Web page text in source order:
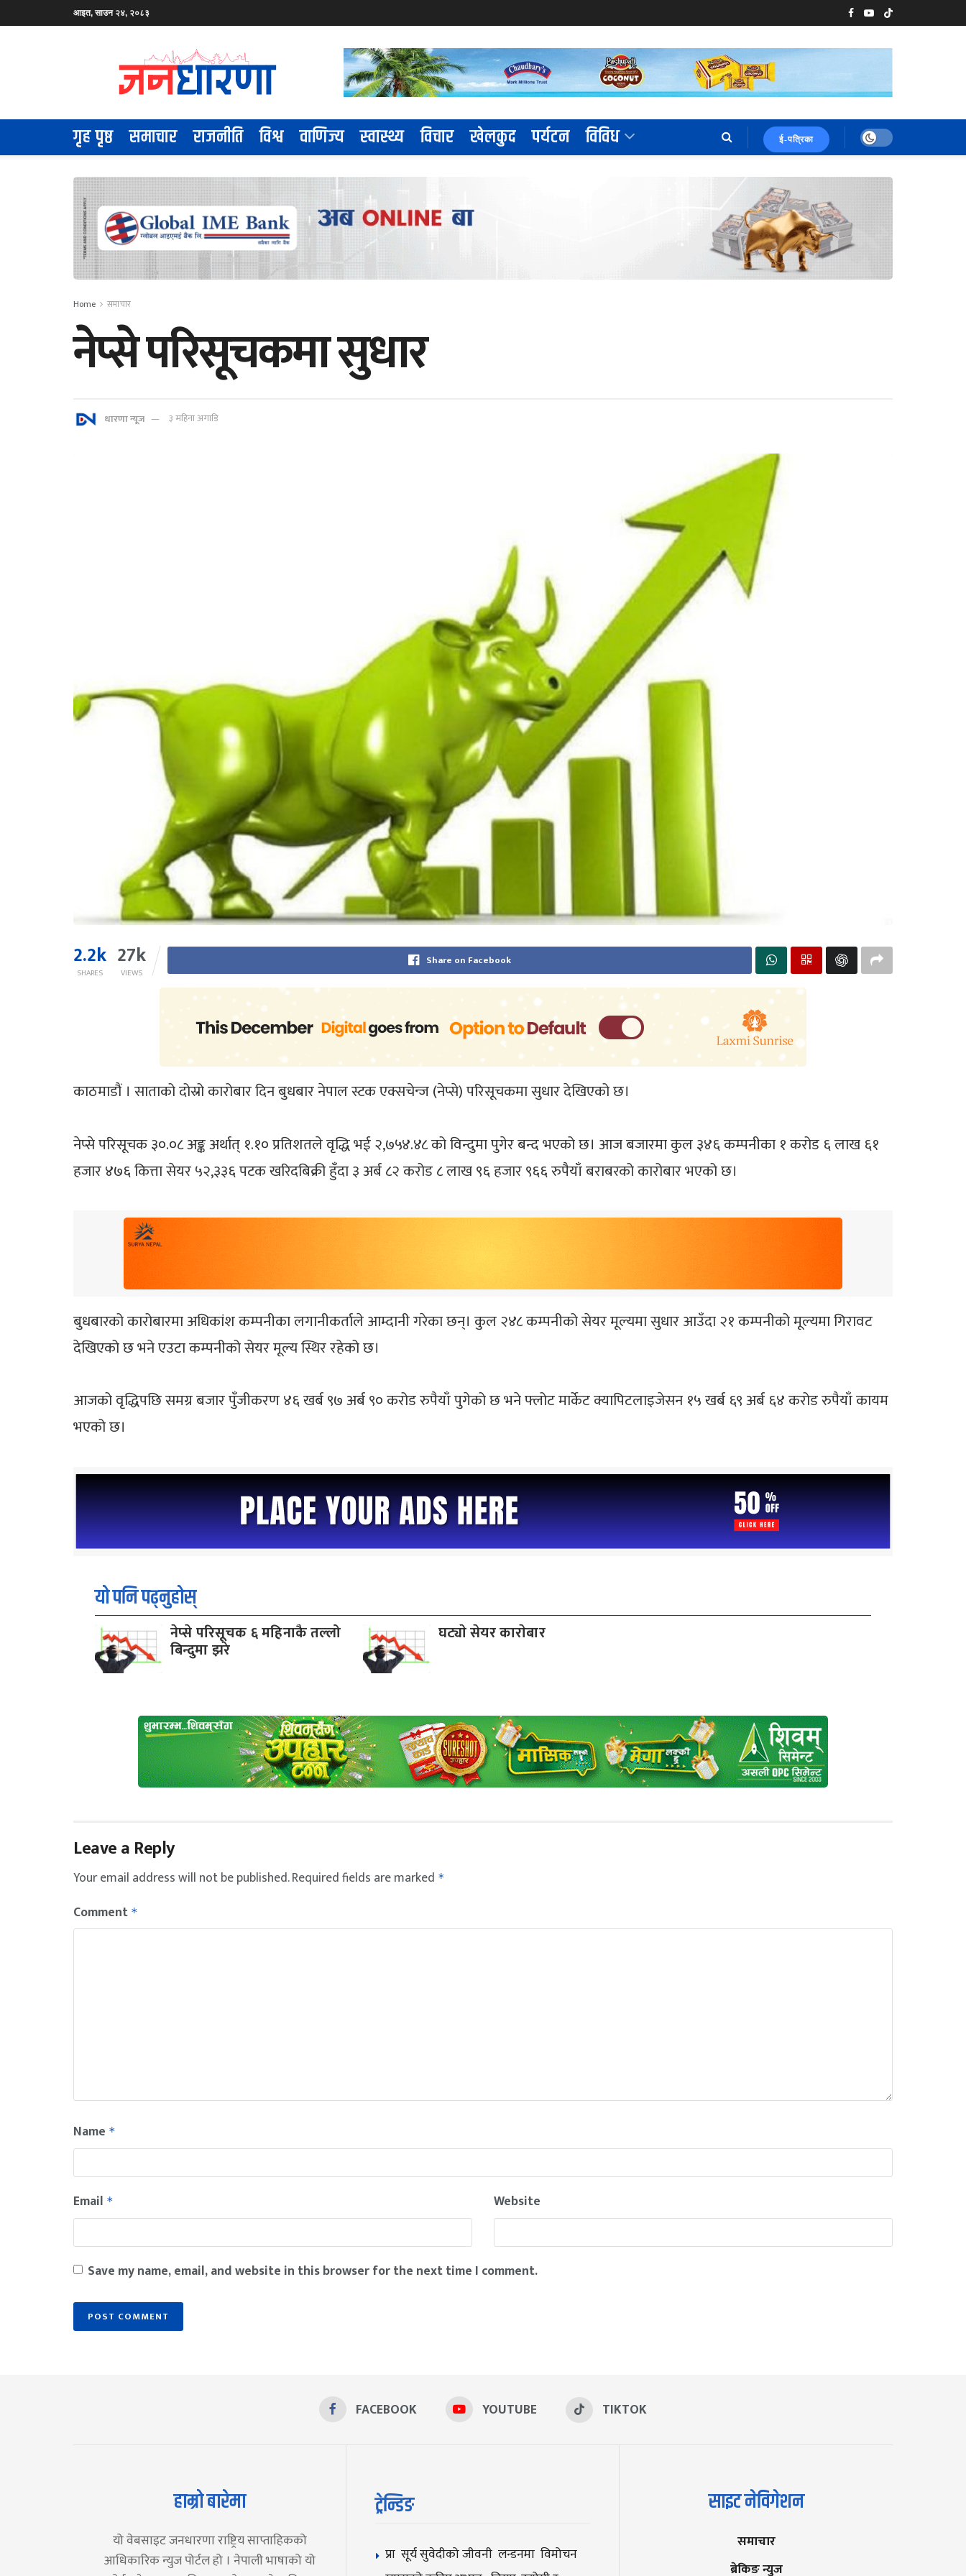
आइत, साउन २४, २०८३
गृह पृष्ठ समाचार राजनीति विश्व वाणिज्य स्वास्थ्य विचार खेलकुद पर्यटन विविध ई-पत्रिका
Home समाचार
नेप्से परिसूचकमा सुधार
धारणा न्यूज ३ महिना अगाडि
2.2k
SHARES
27k
VIEWS
Share on Facebook
काठमाडौं । साताको दोस्रो कारोबार दिन बुधबार नेपाल स्टक एक्सचेन्ज (नेप्से) परिसूचकमा सुधार देखिएको छ।
नेप्से परिसूचक ३०.०८ अङ्क अर्थात् १.१० प्रतिशतले वृद्धि भई २,७५४.४८ को विन्दुमा पुगेर बन्द भएको छ। आज बजारमा कुल ३४६ कम्पनीका १ करोड ६ लाख ६१
हजार ४७६ कित्ता सेयर ५२,३३६ पटक खरिदबिक्री हुँदा ३ अर्ब ८२ करोड ८ लाख ९६ हजार ९६६ रुपैयाँ बराबरको कारोबार भएको छ।
बुधबारको कारोबारमा अधिकांश कम्पनीका लगानीकर्ताले आम्दानी गरेका छन्। कुल २४८ कम्पनीको सेयर मूल्यमा सुधार आउँदा २१ कम्पनीको मूल्यमा गिरावट
देखिएको छ भने एउटा कम्पनीको सेयर मूल्य स्थिर रहेको छ।
आजको वृद्धिपछि समग्र बजार पुँजीकरण ४६ खर्ब ९७ अर्ब ९० करोड रुपैयाँ पुगेको छ भने फ्लोट मार्केट क्यापिटलाइजेसन १५ खर्ब ६९ अर्ब ६४ करोड रुपैयाँ कायम
भएको छ।
यो पनि पढ्नुहोस्
नेप्से परिसूचक ६ महिनाकै तल्लो
बिन्दुमा झरे
घट्याे सेयर काराेबार
Leave a Reply
Your email address will not be published.Required fields are marked *
Comment *
Name *
Email * Website
Save my name, email, and website in this browser for the next time I comment.
FACEBOOK YOUTUBE TIKTOK
हाम्रो बारेमा
यो वेबसाइट जनधारणा राष्ट्रिय साप्ताहिकको
आधिकारिक न्युज पोर्टल हो । नेपाली भाषाको यो
ट्रेन्डिङ
प्रा सूर्य सुवेदीको जीवनी लन्डनमा विमोचन
साइट नेविगेशन
समाचार
ब्रेकिङ न्युज